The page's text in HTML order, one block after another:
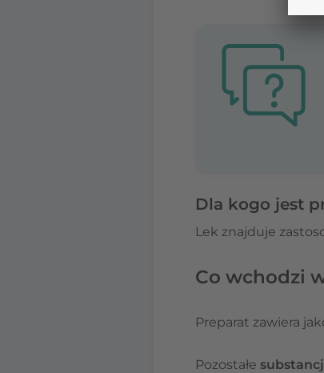
Dla kogo jest
Lek znajduje
Co wchodzi
Preparat zawiera
Pozostałe